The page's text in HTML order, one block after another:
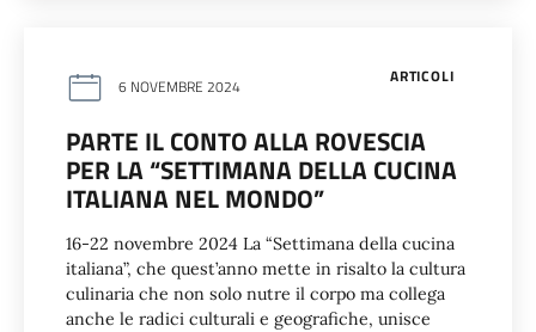
ARTICOLI
6 NOVEMBRE 2024
PARTE IL CONTO ALLA ROVESCIA
PER LA “SETTIMANA DELLA CUCINA
ITALIANA NEL MONDO”
16-22 novembre 2024 La “Settimana della cucina
italiana”, che quest’anno mette in risalto la cultura
culinaria che non solo nutre il corpo ma collega
anche le radici culturali e geografiche, unisce